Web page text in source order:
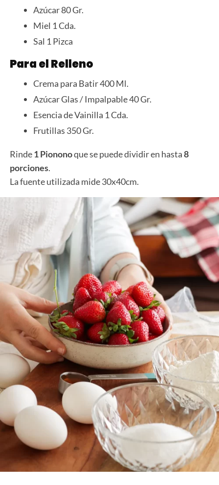
Azúcar 80 Gr.
Miel 1 Cda.
Sal 1 Pizca
Para el Relleno
Crema para Batir 400 Ml.
Azúcar Glas / Impalpable 40 Gr.
Esencia de Vainilla 1 Cda.
Frutillas 350 Gr.
Rinde1 Piononoque se puede dividir en hasta8
porciones.
La fuente utilizada mide 30x40cm.